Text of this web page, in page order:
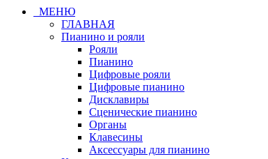
МЕНЮ
ГЛАВНАЯ
Пианино и рояли
Рояли
Пианино
Цифровые рояли
Цифровые пианино
Дисклавиры
Сценические пианино
Органы
Клавесины
Аксессуары для пианино